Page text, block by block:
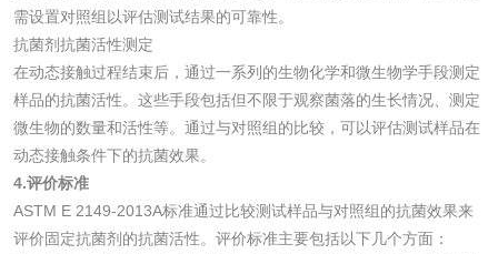
需设置对照组以评估测试结果的可靠性。
抗菌剂抗菌活性测定
在动态接触过程结束后，通过一系列的生物化学和微生物学手段测定
样品的抗菌活性。这些手段包括但不限于观察菌落的生长情况、测定
微生物的数量和活性等。通过与对照组的比较，可以评估测试样品在
动态接触条件下的抗菌效果。
4.评价标准
ASTM E 2149-2013A标准通过比较测试样品与对照组的抗菌效果来
评价固定抗菌剂的抗菌活性。评价标准主要包括以下几个方面：
活性炭
活性炭检测
测